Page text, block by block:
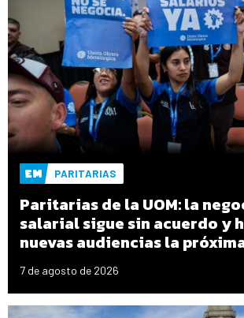
PARITARIAS
Paritarias de la UOM: la
salarial sigue sin acuerdo y
nuevas audiencias la
7 de agosto de 2026